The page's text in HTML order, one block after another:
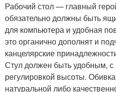
Рабочий стол — главный
обязательно должны быть
для компьютера и удобная
это органично дополнят и
канцелярские
Стул должен быть удобным, с
регулировкой высоты.
натуральной либо